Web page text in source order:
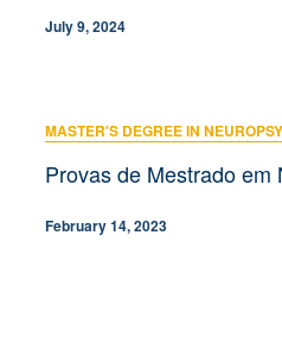
July 9, 2024
MASTER'S DEGREE IN
Provas de Mestrado em
February 14, 2023